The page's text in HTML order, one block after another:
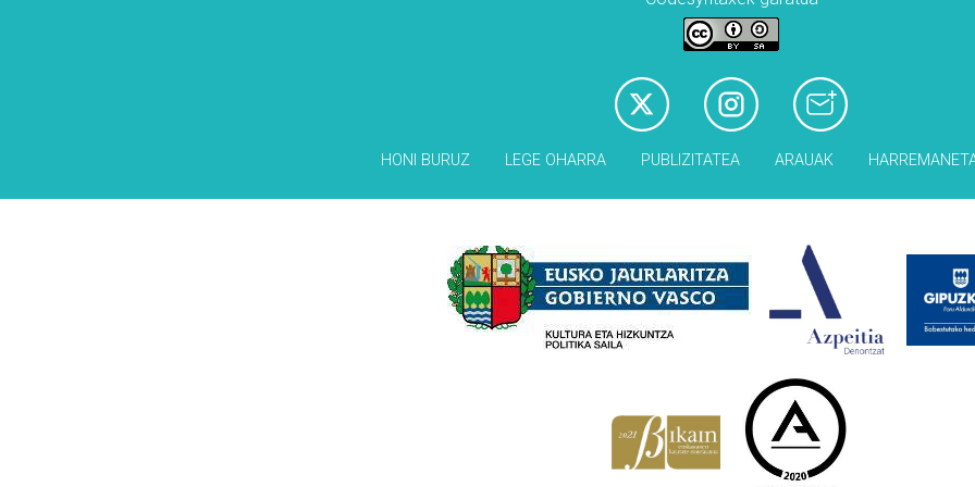
HONI BURUZ LEGE OHARRA PUBLIZITATEA ARAUAK